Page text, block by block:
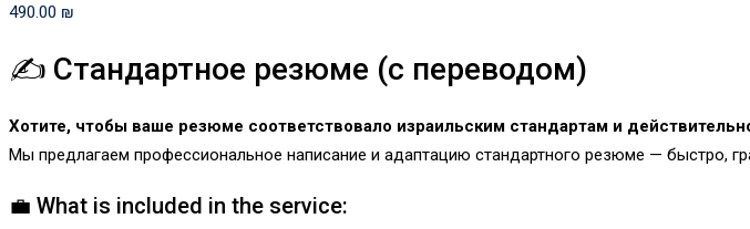
490.00 ₪
✍️ Стандартное резюме (с переводом)
Хотите, чтобы ваше резюме соответствовало израильским стандартам и
Мы предлагаем профессиональное написание и адаптацию стандартного резюме — быстро,
💼 What is included in the service: